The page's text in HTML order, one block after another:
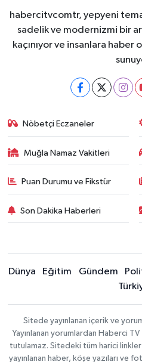
habercitvcomtr, yepyeni
sadelik ve modernizmi bir
kaçınıyor ve insanlara
Nöbetçi Eczaneler
Muğla Namaz Vakitleri
Puan Durumu ve Fikstür
Son Dakika Haberleri
Dünya Eğitim Gündem
Sitede yayınlanan içerik ve
Yayınlanan yorumlardan Haberci
tutulamaz. Sitedeki tüm harici linkler
yayınlanan haber, köşe yazıları ve